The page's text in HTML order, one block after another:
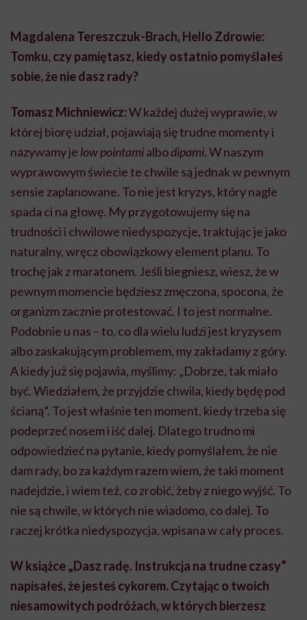
Magdalena Tereszczuk-Brach, Hello Zdrowie:
Tomku, czy pamiętasz, kiedy ostatnio pomyślałeś
sobie, że nie dasz rady?
Tomasz Michniewicz:W każdej dużej wyprawie, w
której biorę udział, pojawiają się trudne momenty i
nazywamy je low pointamialbodipami. W naszym
wyprawowym świecie te chwile są jednak w pewnym
sensie zaplanowane. To nie jest kryzys, który nagle
spada ci na głowę. My przygotowujemy się na
trudności i chwilowe niedyspozycje, traktując je jako
naturalny, wręcz obowiązkowy element planu. To
trochę jak z maratonem. Jeśli biegniesz, wiesz, że w
pewnym momencie będziesz zmęczona, spocona, że
organizm zacznie protestować. I to jest normalne.
Podobnie u nas – to, co dla wielu ludzi jest kryzysem
albo zaskakującym problemem, my zakładamy z góry.
A kiedy już się pojawia, myślimy: „Dobrze, tak miało
być. Wiedziałem, że przyjdzie chwila, kiedy będę pod
ścianą”. To jest właśnie ten moment, kiedy trzeba się
podeprzeć nosem i iść dalej. Dlatego trudno mi
odpowiedzieć na pytanie, kiedy pomyślałem, że nie
dam rady, bo za każdym razem wiem, że taki moment
nadejdzie, i wiem też, co zrobić, żeby z niego wyjść. To
nie są chwile, w których nie wiadomo, co dalej. To
raczej krótka niedyspozycja, wpisana w cały proces.
W książce „Dasz radę. Instrukcja na trudne czasy”
napisałeś, że jesteś cykorem. Czytając o twoich
niesamowitych podróżach, w których bierzesz